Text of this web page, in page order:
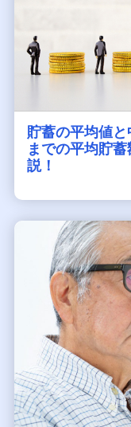
貯蓄の平均値
までの平均貯
説！